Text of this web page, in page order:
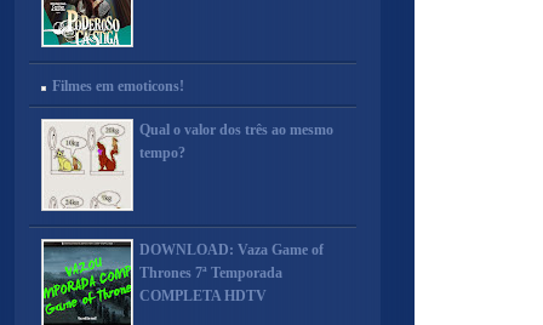
Filmes em emoticons!
Qual o valor dos três ao mesmo
tempo?
DOWNLOAD: Vaza Game of
Thrones 7ª Temporada
COMPLETA HDTV